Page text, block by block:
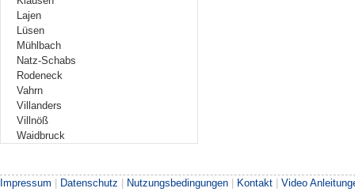
Lajen
Lüsen
Mühlbach
Natz-Schabs
Rodeneck
Vahrn
Villanders
Villnöß
Waidbruck
Impressum Datenschutz Nutzungsbedingungen Kontakt
Video